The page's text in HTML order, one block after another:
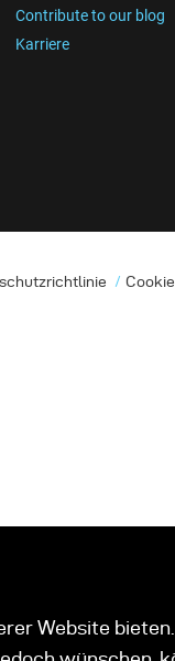
Contribute to our blog
Karriere
Website